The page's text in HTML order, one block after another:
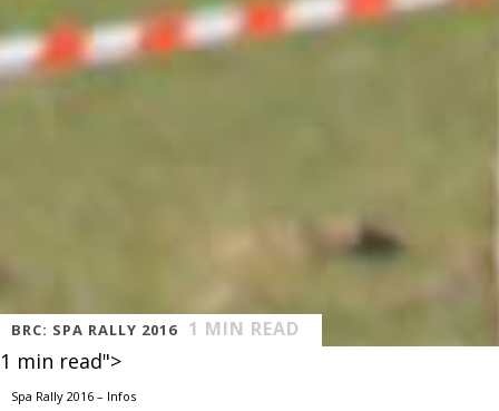
BRC: SPA RALLY 2016 1 MIN READ
1 min read">
Spa Rally 2016 – Infos